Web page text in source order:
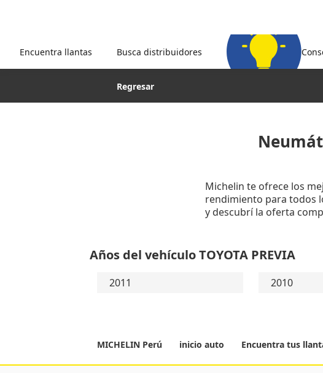
Encuentra llantas Busca distribuidores
Regresar
Michelin te ofrece los
rendimiento para todos
y descubrí la oferta
Años del vehículo TOYOTA PREVIA
2011 2010
MICHELIN Perú inicio auto Encuentra tus